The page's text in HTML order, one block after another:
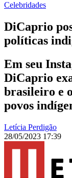
Celebridades
DiCaprio
políticas
Em seu
DiCaprio
brasileiro e
povos
Letícia Perdigão
28/05/2023 17:39